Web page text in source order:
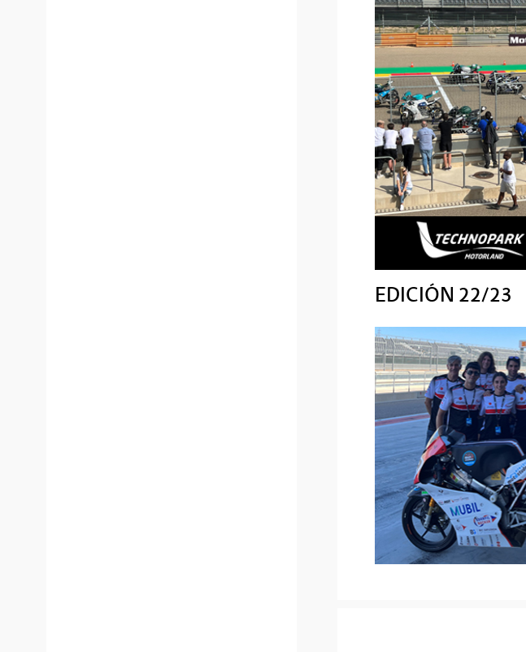
EDICIÓN 22/23